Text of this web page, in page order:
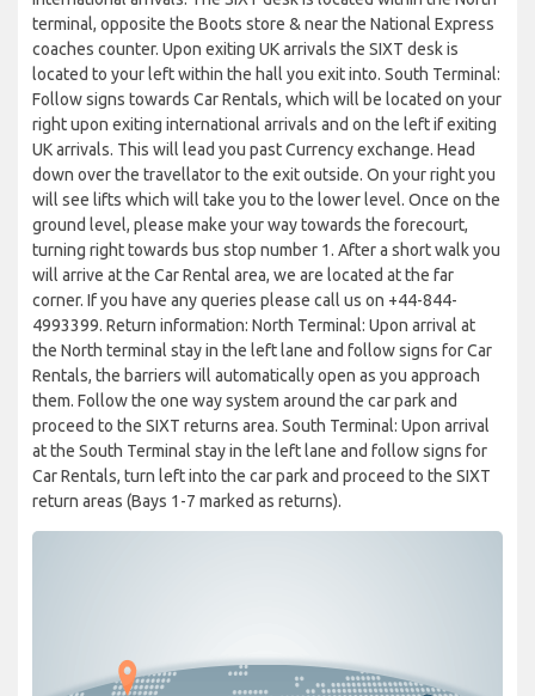
terminal, opposite the Boots store & near the National Express
coaches counter. Upon exiting UK arrivals the SIXT desk is
located to your left within the hall you exit into. South Terminal:
Follow signs towards Car Rentals, which will be located on your
right upon exiting international arrivals and on the left if exiting
UK arrivals. This will lead you past Currency exchange. Head
down over the travellator to the exit outside. On your right you
will see lifts which will take you to the lower level. Once on the
ground level, please make your way towards the forecourt,
turning right towards bus stop number 1. After a short walk you
will arrive at the Car Rental area, we are located at the far
corner. If you have any queries please call us on +44-844-
4993399. Return information: North Terminal: Upon arrival at
the North terminal stay in the left lane and follow signs for Car
Rentals, the barriers will automatically open as you approach
them. Follow the one way system around the car park and
proceed to the SIXT returns area. South Terminal: Upon arrival
at the South Terminal stay in the left lane and follow signs for
Car Rentals, turn left into the car park and proceed to the SIXT
return areas (Bays 1-7 marked as returns).